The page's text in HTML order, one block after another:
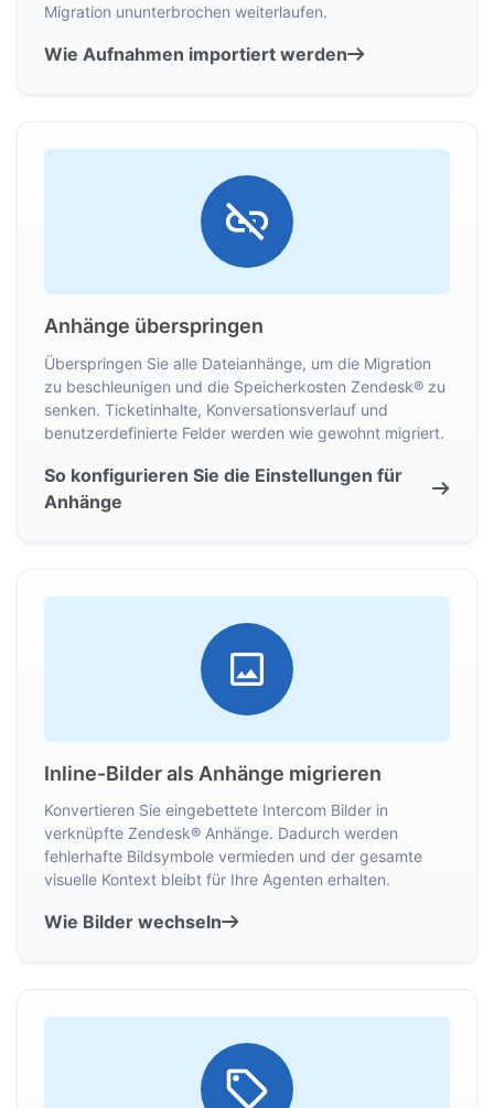
Migration ununterbrochen weiterlaufen.
Wie Aufnahmen importiert werden
Anhänge überspringen
Überspringen Sie alle Dateianhänge, um die Migration
zu beschleunigen und die Speicherkosten Zendesk® zu
senken. Ticketinhalte, Konversationsverlauf und
benutzerdefinierte Felder werden wie gewohnt migriert.
So konfigurieren Sie die Einstellungen für
Anhänge
Inline-Bilder als Anhänge migrieren
Konvertieren Sie eingebettete Intercom Bilder in
verknüpfte Zendesk® Anhänge. Dadurch werden
fehlerhafte Bildsymbole vermieden und der gesamte
visuelle Kontext bleibt für Ihre Agenten erhalten.
Wie Bilder wechseln